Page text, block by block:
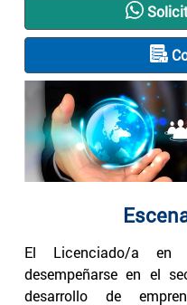
El Licenciado/a en
desempeñarse en el
desarrollo de